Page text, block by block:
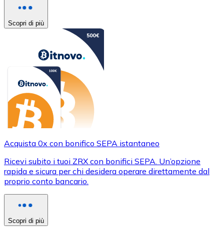
Scopri di più
Acquista 0x con bonifico SEPA istantaneo
Ricevi subito i tuoi ZRX con bonifici SEPA. Un’opzione
rapida e sicura per chi desidera operare direttamente dal
proprio conto bancario.
Scopri di più